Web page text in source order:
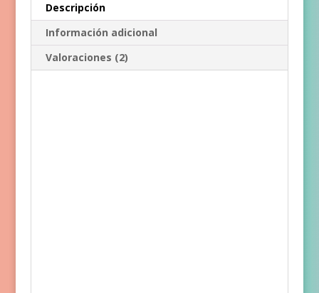
Descripción
Información adicional
Valoraciones (2)